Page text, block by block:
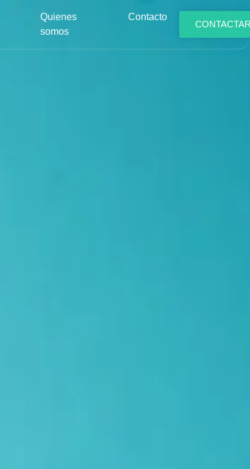
Quienes
somos
Contacto